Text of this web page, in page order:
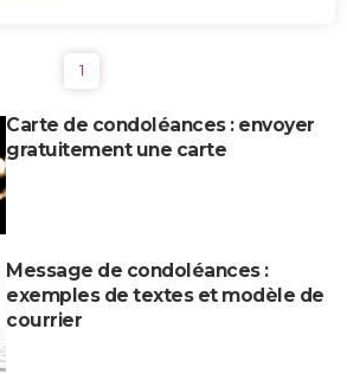
1
Carte de condoléances : envoyer
gratuitement une carte
Message de condoléances :
exemples de textes et modèle de
courrier